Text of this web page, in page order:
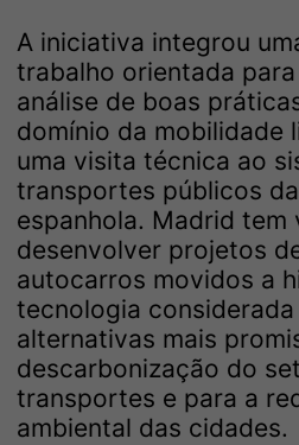
A iniciativa integrou
trabalho orientada
análise de boas
domínio da mobilidade
uma visita técnica ao
transportes públicos
espanhola. Madrid tem
desenvolver projetos
autocarros movidos a
tecnologia considerada
alternativas mais
descarbonização do
transportes e para a
ambiental das cidades.